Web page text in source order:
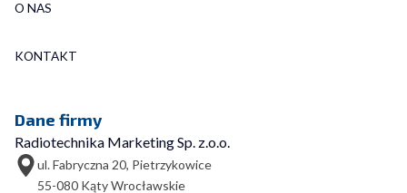
O NAS
KONTAKT
Dane firmy
Radiotechnika Marketing Sp. z.o.o.
ul. Fabryczna 20, Pietrzykowice
55-080 Kąty Wrocławskie